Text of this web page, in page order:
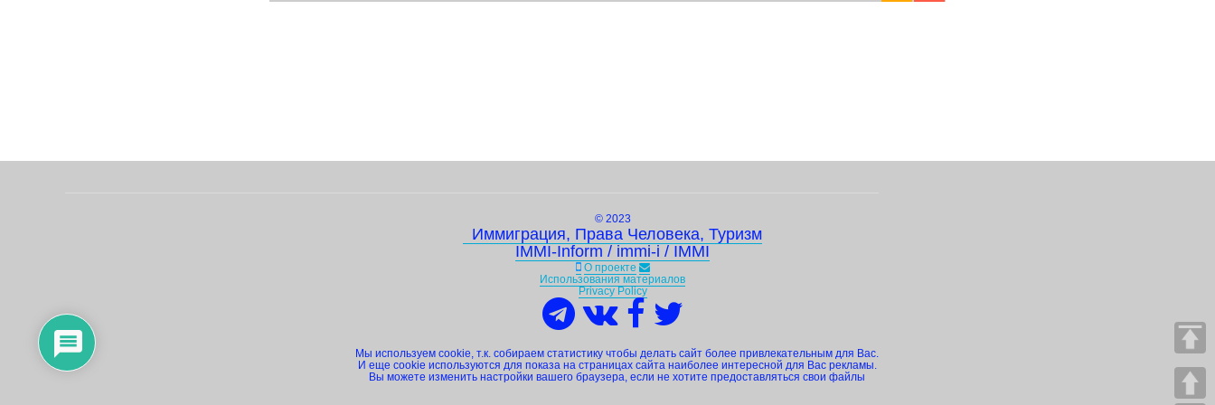
© 2023
Иммиграция, Права Человека, Туризм
IMMI-Inform / immi-i / IMMI
О проекте
Использования материалов
Privacy Policy
Мы используем cookie, т.к. собираем статистику чтобы делать сайт более привлекательным для Вас.
И еще cookie используются для показа на страницах сайта наиболее интересной для Вас рекламы.
Вы можете изменить настройки вашего браузера, если не хотите предоставляться свои файлы